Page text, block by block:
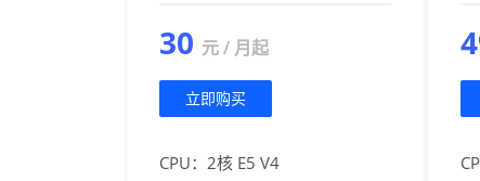
30 元 / 月起
立即购买
CPU：2核 E5 V4